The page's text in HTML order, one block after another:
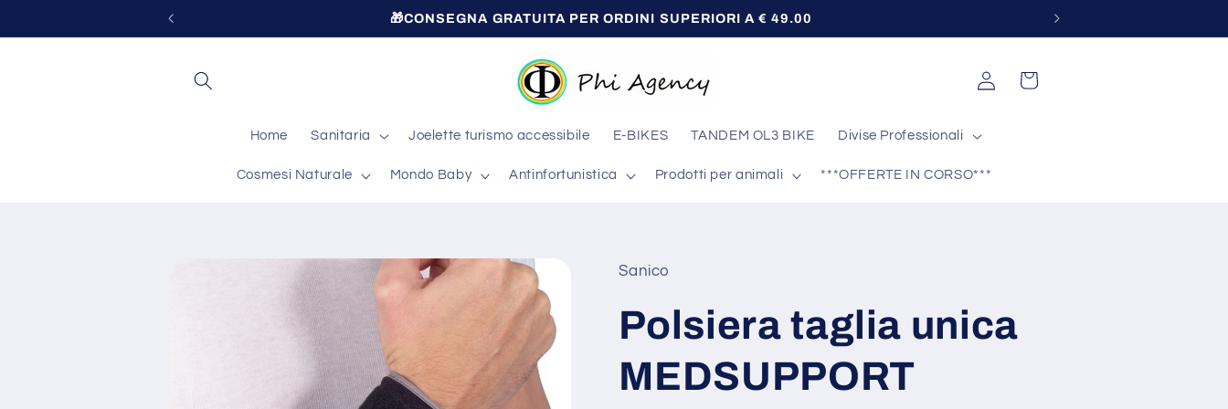
ai contenuti
🎁CONSEGNA GRATUITA PER ORDINI SUPERIORI A € 49.00
Home Sanitaria Joelette turismo accessibile E-BIKES TANDEM OL3 BIKE Divise Professionali
Cosmesi Naturale Mondo Baby Antinfortunistica Prodotti per animali ***OFFERTE IN CORSO***
Accedi Carrello
Sanico
Polsiera taglia unica
MEDSUPPORT